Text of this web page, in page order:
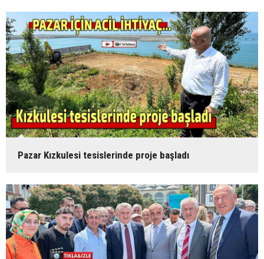
Pazar Kızkulesi tesislerinde proje başladı